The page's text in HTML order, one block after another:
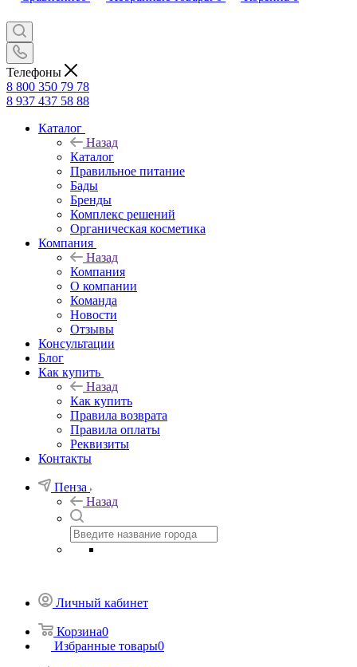
Телефоны
8 800 350 79 78
8 937 437 58 88
Каталог
Назад
Каталог
Правильное питание
Бады
Бренды
Комплекс решений
Органическая косметика
Компания
Назад
Компания
О компании
Команда
Новости
Отзывы
Консультации
Блог
Как купить
Назад
Как купить
Правила возврата
Правила оплаты
Реквизиты
Контакты
Пенза
Назад
Личный кабинет
Корзина0
Избранные товары0